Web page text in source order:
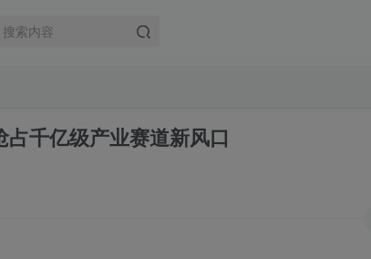
千亿级产业赛道新风口